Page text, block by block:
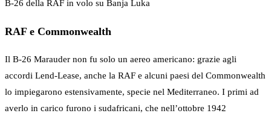
B-26 della RAF in volo su Banja Luka
RAF e Commonwealth
Il B-26 Marauder non fu solo un aereo americano: grazie agli
accordi Lend-Lease, anche la RAF e alcuni paesi del Commonwealth
lo impiegarono estensivamente, specie nel Mediterraneo. I primi ad
averlo in carico furono i sudafricani, che nell’ottobre 1942